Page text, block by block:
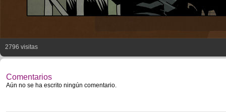
2796 visitas
Comentarios
Aún no se ha escrito ningún comentario.